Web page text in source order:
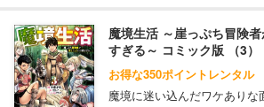
魔境生活 ～崖っぷち冒険
すぎる～ コミック版 （3）
お得な350ポイントレンタル
魔境に迷い込んだワケありな